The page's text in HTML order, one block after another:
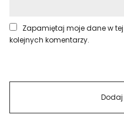
Zapamiętaj moje dane w
kolejnych komentarzy.